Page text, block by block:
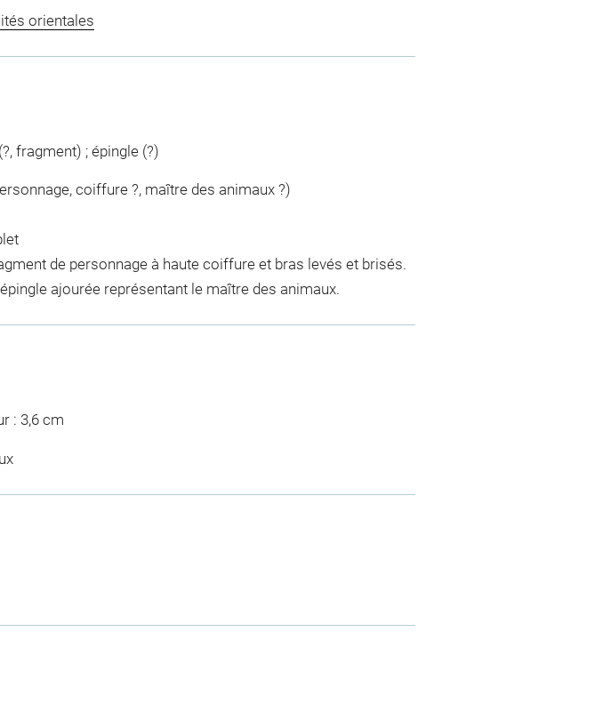
orientales
fragment) ; épingle (?)
coiffure ?, maître des animaux ?)
de personnage à haute coiffure et bras levés et brisés.
ajourée représentant le maître des animaux.
: 3,6 cm